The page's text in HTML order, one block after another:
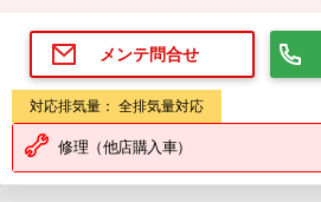
メンテ問合せ
対応排気量： 全排気量対応
修理（他店購入車）